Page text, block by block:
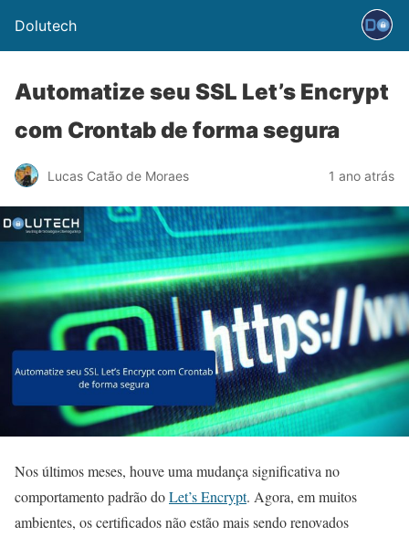
Dolutech
Automatize seu SSL Let’s Encrypt
com Crontab de forma segura
Lucas Catão de Moraes 1 ano atrás
Nos últimos meses, houve uma mudança significativa no
comportamento padrão doLet’s Encrypt. Agora, em muitos
ambientes, os certificados não estão mais sendo renovados